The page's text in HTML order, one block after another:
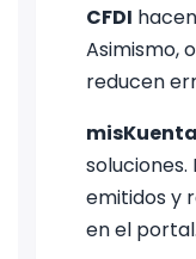
CFDI
Asimismo,
reducen
soluciones.
emitidos y
en el portal.